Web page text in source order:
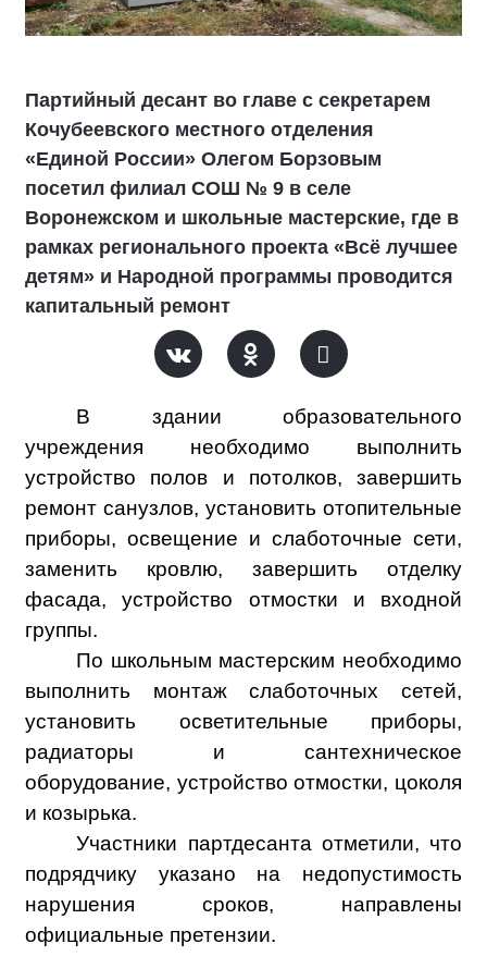
Партийный десант во главе с секретарем
Кочубеевского местного отделения
«Единой России» Олегом Борзовым
посетил филиал СОШ № 9 в селе
Воронежском и школьные мастерские, где в
рамках регионального проекта «Всё лучшее
детям» и Народной программы проводится
капитальный ремонт
В здании образовательного
учреждения необходимо выполнить
устройство полов и потолков, завершить
ремонт санузлов, установить отопительные
приборы, освещение и слаботочные сети,
заменить кровлю, завершить отделку
фасада, устройство отмостки и входной
группы.
По школьным мастерским необходимо
выполнить монтаж слаботочных сетей,
установить осветительные приборы,
радиаторы и сантехническое
оборудование, устройство отмостки, цоколя
и козырька.
Участники партдесанта отметили, что
подрядчику указано на недопустимость
нарушения сроков, направлены
официальные претензии.